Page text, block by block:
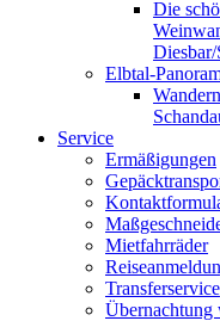
Die
Elbtal-
Service
Ermäßigungen
Mietfahrräder
Transferservice
Übernachtung